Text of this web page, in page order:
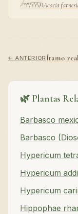
Acacia
← ANTERIORÍtamo real
🌿 Plantas
Barbasco
Barbasco
Hypericum
Hypericum
Hypericum
Hippophae